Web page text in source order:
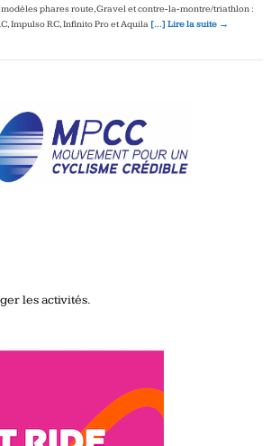
phares route, Gravel et contre‑la‑montre/triathlon :
Impulso RC, Infinito Pro et Aquila […] Lire la suite →
les activités.